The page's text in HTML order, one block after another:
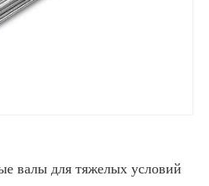
валы для тяжелых условий